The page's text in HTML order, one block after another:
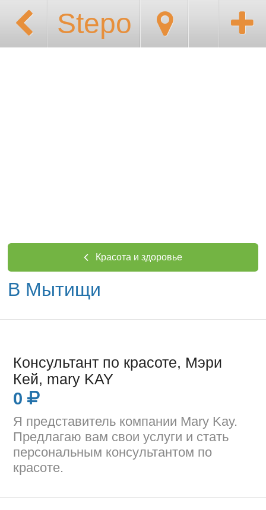
Stepo
Красота и здоровье
В Мытищи
Консультант по красоте, Мэри
Кей, mary KAY
0
Я представитель компании Mary Kay.
Предлагаю вам свои услуги и стать
персональным консультантом по
красоте.